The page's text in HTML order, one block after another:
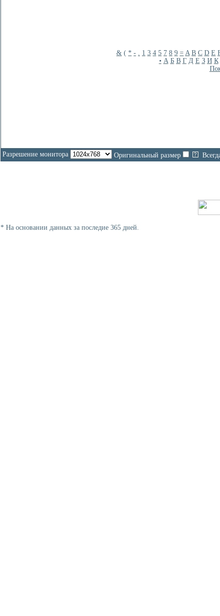
& ( * - . 1 3 4 5 7 8 9 = A B C D E
• А Б В Г Д Е З И К
Разрешение монитора Оригинальный размер
* На основании данных за последие 365 дней.